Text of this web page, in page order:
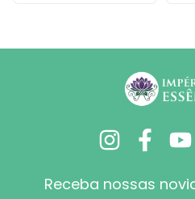
Receba nossas